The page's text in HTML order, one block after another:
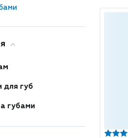
для губ
губами